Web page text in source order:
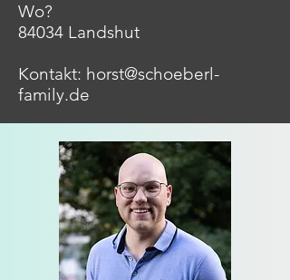
Wo?
84034 Landshut
Kontakt: horst@schoeberl-
family.de